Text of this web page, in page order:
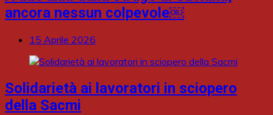
ancora nessun colpevole￼
15 Aprile 2026
Solidarietà ai lavoratori in sciopero
della Sacmi